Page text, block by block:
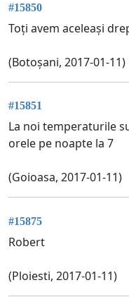
#15850
Toți avem aceleași
(Botoșani, 2017-01-11)
#15851
La noi temperaturile
orele pe noapte la 7
(Goioasa, 2017-01-11)
#15875
Robert
(Ploiesti, 2017-01-11)